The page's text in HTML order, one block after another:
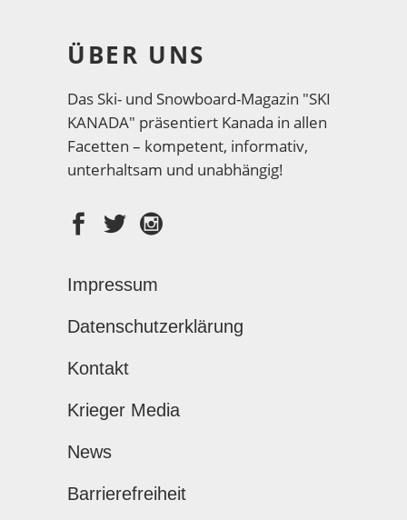
ÜBER UNS
Das Ski- und Snowboard-Magazin "SKI
KANADA" präsentiert Kanada in allen
Facetten – kompetent, informativ,
unterhaltsam und unabhängig!
Impressum
Datenschutzerklärung
Kontakt
Krieger Media
News
Barrierefreiheit